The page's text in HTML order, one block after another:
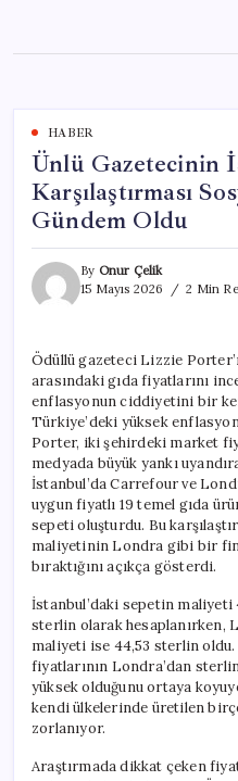
content
HABER
Ünlü Gazetecinin
Karşılaştırması
Gündem Oldu
By Onur Çelik
15 Mayıs 2026
2 Min
Ödüllü gazeteci Lizzie
arasındaki gıda fiyatlarını
enflasyonun ciddiyetini bir
Türkiye’deki yüksek
Porter, iki şehirdeki market
medyada büyük yankı
İstanbul’da Carrefour ve
uygun fiyatlı 19 temel gıda
sepeti oluşturdu. Bu
maliyetinin Londra gibi bir
bıraktığını açıkça gösterdi.
İstanbul’daki sepetin maliyeti
sterlin olarak hesaplanırken,
maliyeti ise 44,53 sterlin oldu.
fiyatlarının Londra’dan
yüksek olduğunu ortaya
kendi ülkelerinde üretilen
zorlanıyor.
Araştırmada dikkat çeken